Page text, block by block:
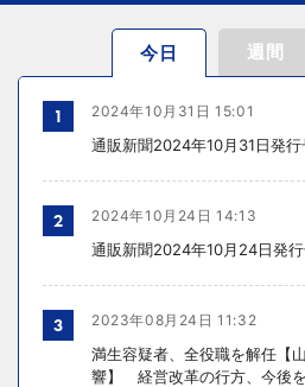
今日 週間
1 2024年10月31日 15:01
通販新聞2024年10月31日発
2 2024年10月24日 14:13
通販新聞2024年10月24日発
3 2023年08月24日 11:32
満生容疑者、全役職を解任【
響】 経営改革の行方、今後